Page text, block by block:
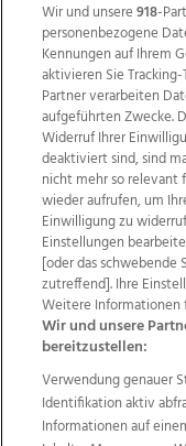
Wir über uns
Datenschutz
AGB Website
Weitere
TV1 di-
Life Radio
Wir und unsere918-
personenbezogene
Kennungen auf Ihrem
aktivieren Sie
Partner verarbeiten
aufgeführten Zwecke.
Widerruf Ihrer
deaktiviert sind, sind
nicht mehr so relevant
wieder aufrufen, um
Einwilligung zu
Einstellungen
[oder das schwebende
zutreffend]. Ihre
Weitere Informationen
Wir und unsere
bereitzustellen:
Verwendung genauer
Identifikation aktiv
Informationen auf